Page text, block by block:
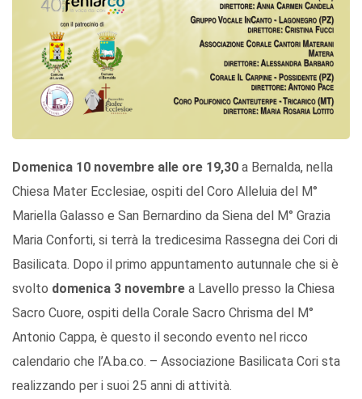
Domenica 10 novembre alle ore 19,30 a Bernalda, nella
Chiesa Mater Ecclesiae, ospiti del Coro Alleluia del M°
Mariella Galasso e San Bernardino da Siena del M° Grazia
Maria Conforti, si terrà la tredicesima Rassegna dei Cori di
Basilicata. Dopo il primo appuntamento autunnale che si è
svolto domenica 3 novembre a Lavello presso la Chiesa
Sacro Cuore, ospiti della Corale Sacro Chrisma del M°
Antonio Cappa, è questo il secondo evento nel ricco
calendario che l’A.ba.co. – Associazione Basilicata Cori sta
realizzando per i suoi 25 anni di attività.